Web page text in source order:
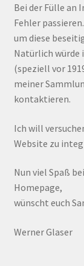
Bei der Fülle an
Fehler
um diese
Natürlich würde
(speziell vor
meiner
kontaktieren.
Ich will
Website zu
Nun viel Spaß
Homepage,
wünscht euch
Werner Glaser